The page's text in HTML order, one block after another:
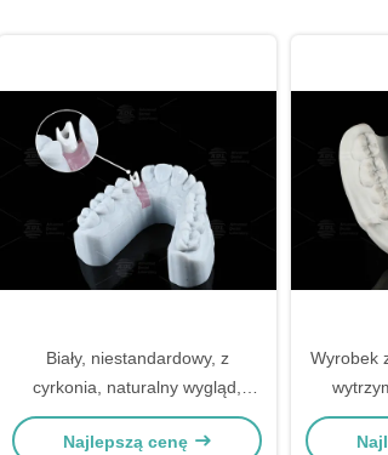
Biały, niestandardowy, z
cyrkonia, naturalny wygląd,
estetyka i optymalna
funkcjonalność
Najlepszą cenę
Wyrobek